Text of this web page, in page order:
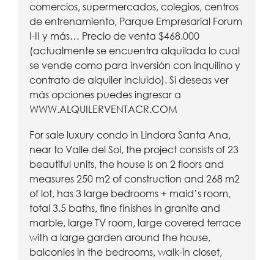
comercios, supermercados, colegios, centros
de entrenamiento, Parque Empresarial Forum
I-II y más… Precio de venta $468.000
(actualmente se encuentra alquilada lo cual
se vende como para inversión con inquilino y
contrato de alquiler incluido). Si deseas ver
más opciones puedes ingresar a
WWW.ALQUILERVENTACR.COM
For sale luxury condo in Lindora Santa Ana,
near to Valle del Sol, the project consists of 23
beautiful units, the house is on 2 floors and
measures 250 m2 of construction and 268 m2
of lot, has 3 large bedrooms + maid’s room,
total 3.5 baths, fine finishes in granite and
marble, large TV room, large covered terrace
with a large garden around the house,
balconies in the bedrooms, walk-in closet,